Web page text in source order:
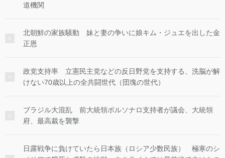
道機関
北朝鮮の家族騒動 妹と妻の争いに娘キム・ジュエを出した金
正恩
政党支持率 立憲民主党などの反日野党を支持する、洗脳が解
けない70歳以上の全共闘世代（団塊の世代）
ブラジル大混乱 前大統領ボルソナロ支持者が議会、大統領
府、最高裁を襲撃
日露戦争に負けていたら日本族（ロシア少数民族） 極寒のシ